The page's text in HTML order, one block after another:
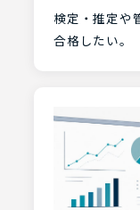
検定・推定や
合格したい。